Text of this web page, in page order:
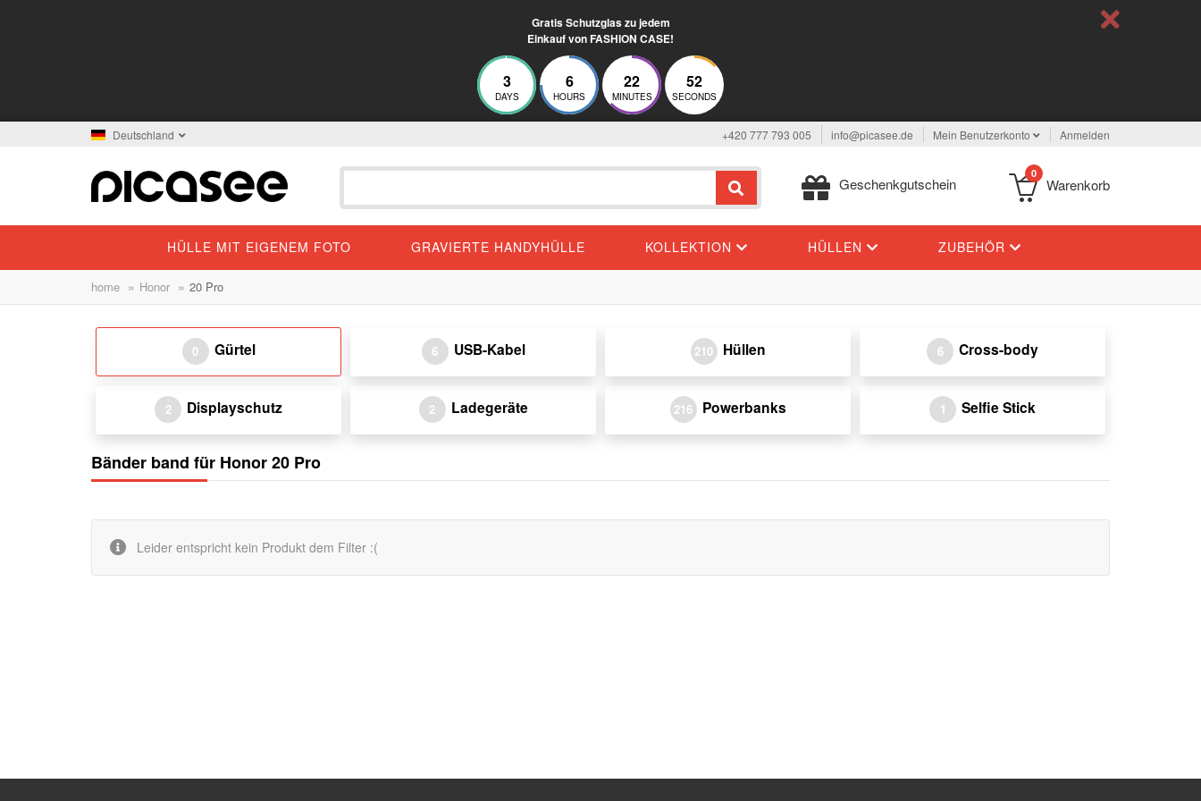
Gratis Schutzglas zu jedem
Einkauf von FASHION CASE!
3
DAYS
6
HOURS
22
MINUTES
52
SECONDS
Deutschland +420 777 793 005 info@picasee.de Mein Benutzerkonto Anmelden
Geschenkgutschein
0
Warenkorb
HÜLLE MIT EIGENEM FOTO GRAVIERTE HANDYHÜLLE KOLLEKTION HÜLLEN ZUBEHÖR
home » Honor » 20 Pro
0 Gürtel 6 USB-Kabel 210 Hüllen 6 Cross-body
2 Displayschutz 2 Ladegeräte 216 Powerbanks 1 Selfie Stick
Bänder band für Honor 20 Pro
Leider entspricht kein Produkt dem Filter :(